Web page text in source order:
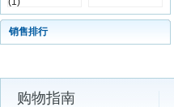
销售排行
购物指南